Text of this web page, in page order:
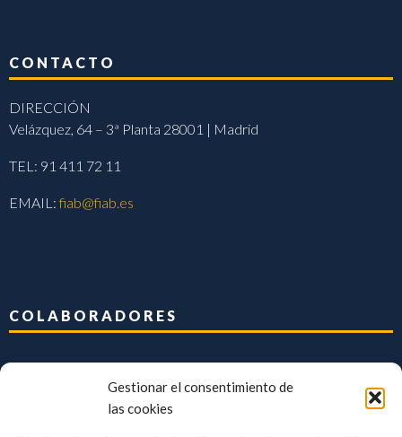
Gestionar el consentimiento de
las cookies
CONTACTO
DIRECCIÓN
Velázquez, 64 – 3ª Planta 28001 | Madrid
TEL: 91 411 72 11
EMAIL:fiab@fiab.es
COLABORADORES